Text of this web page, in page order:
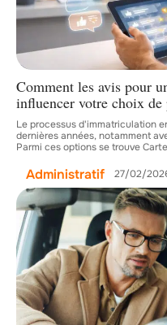
Comment les avis pour
influencer votre choix de
Le processus d'immatriculation
dernières années, notamment
Parmi ces options se trouve Carte
Administratif 27/02/